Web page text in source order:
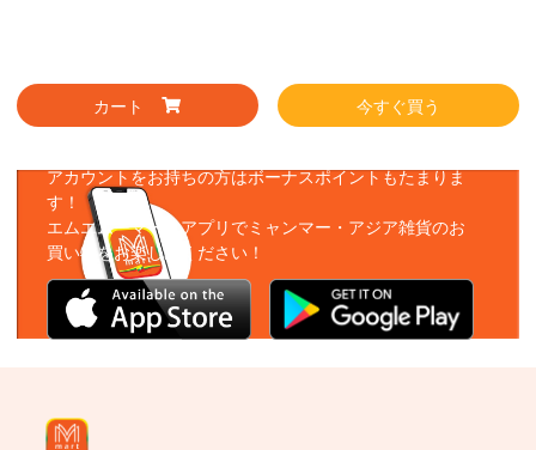
カート 今すぐ買う
アカウントをお持ちの方はボーナスポイントもたまりま
す！
エムエムーマートアプリでミャンマー・アジア雑貨のお
買い物をお楽しみください！